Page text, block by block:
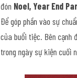
đón Noel, Year End
Để góp phần vào sự
của buổi tiệc. Bên cạnh
trong ngày sự kiện cuối